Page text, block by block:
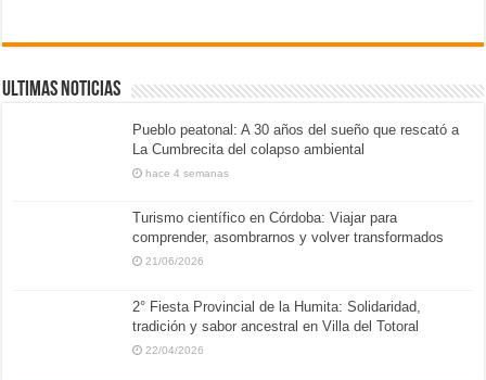
ULTIMAS NOTICIAS
Pueblo peatonal: A 30 años del sueño que rescató a
La Cumbrecita del colapso ambiental
hace 4 semanas
Turismo científico en Córdoba: Viajar para
comprender, asombrarnos y volver transformados
21/06/2026
2° Fiesta Provincial de la Humita: Solidaridad,
tradición y sabor ancestral en Villa del Totoral
22/04/2026